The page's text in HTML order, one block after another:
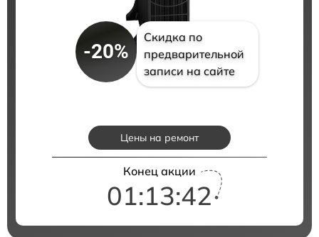
-20%
Скидка по
предварительной
записи на сайте
Цены на ремонт
Конец акции
01:13:41